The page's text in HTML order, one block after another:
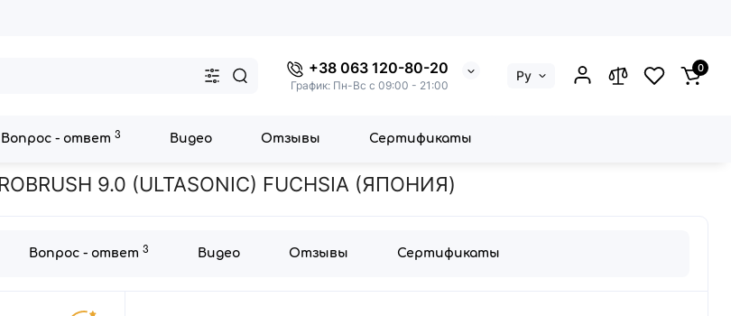
+38 063 120-80-20
График: Пн-Вс с 09:00 - 21:00
Ру 0
Вопрос - ответ 3 Видео Отзывы Сертификаты
ЗУБНАЯ ЩЕТКА MEDICA+ PROBRUSH 9.0 (ULTASONIC) FUCHSIA (ЯПОНИЯ)
9.0 (ULTASONIC) FUCHSIA (ЯПОНИЯ)
Вопрос - ответ 3 Видео Отзывы Сертификаты